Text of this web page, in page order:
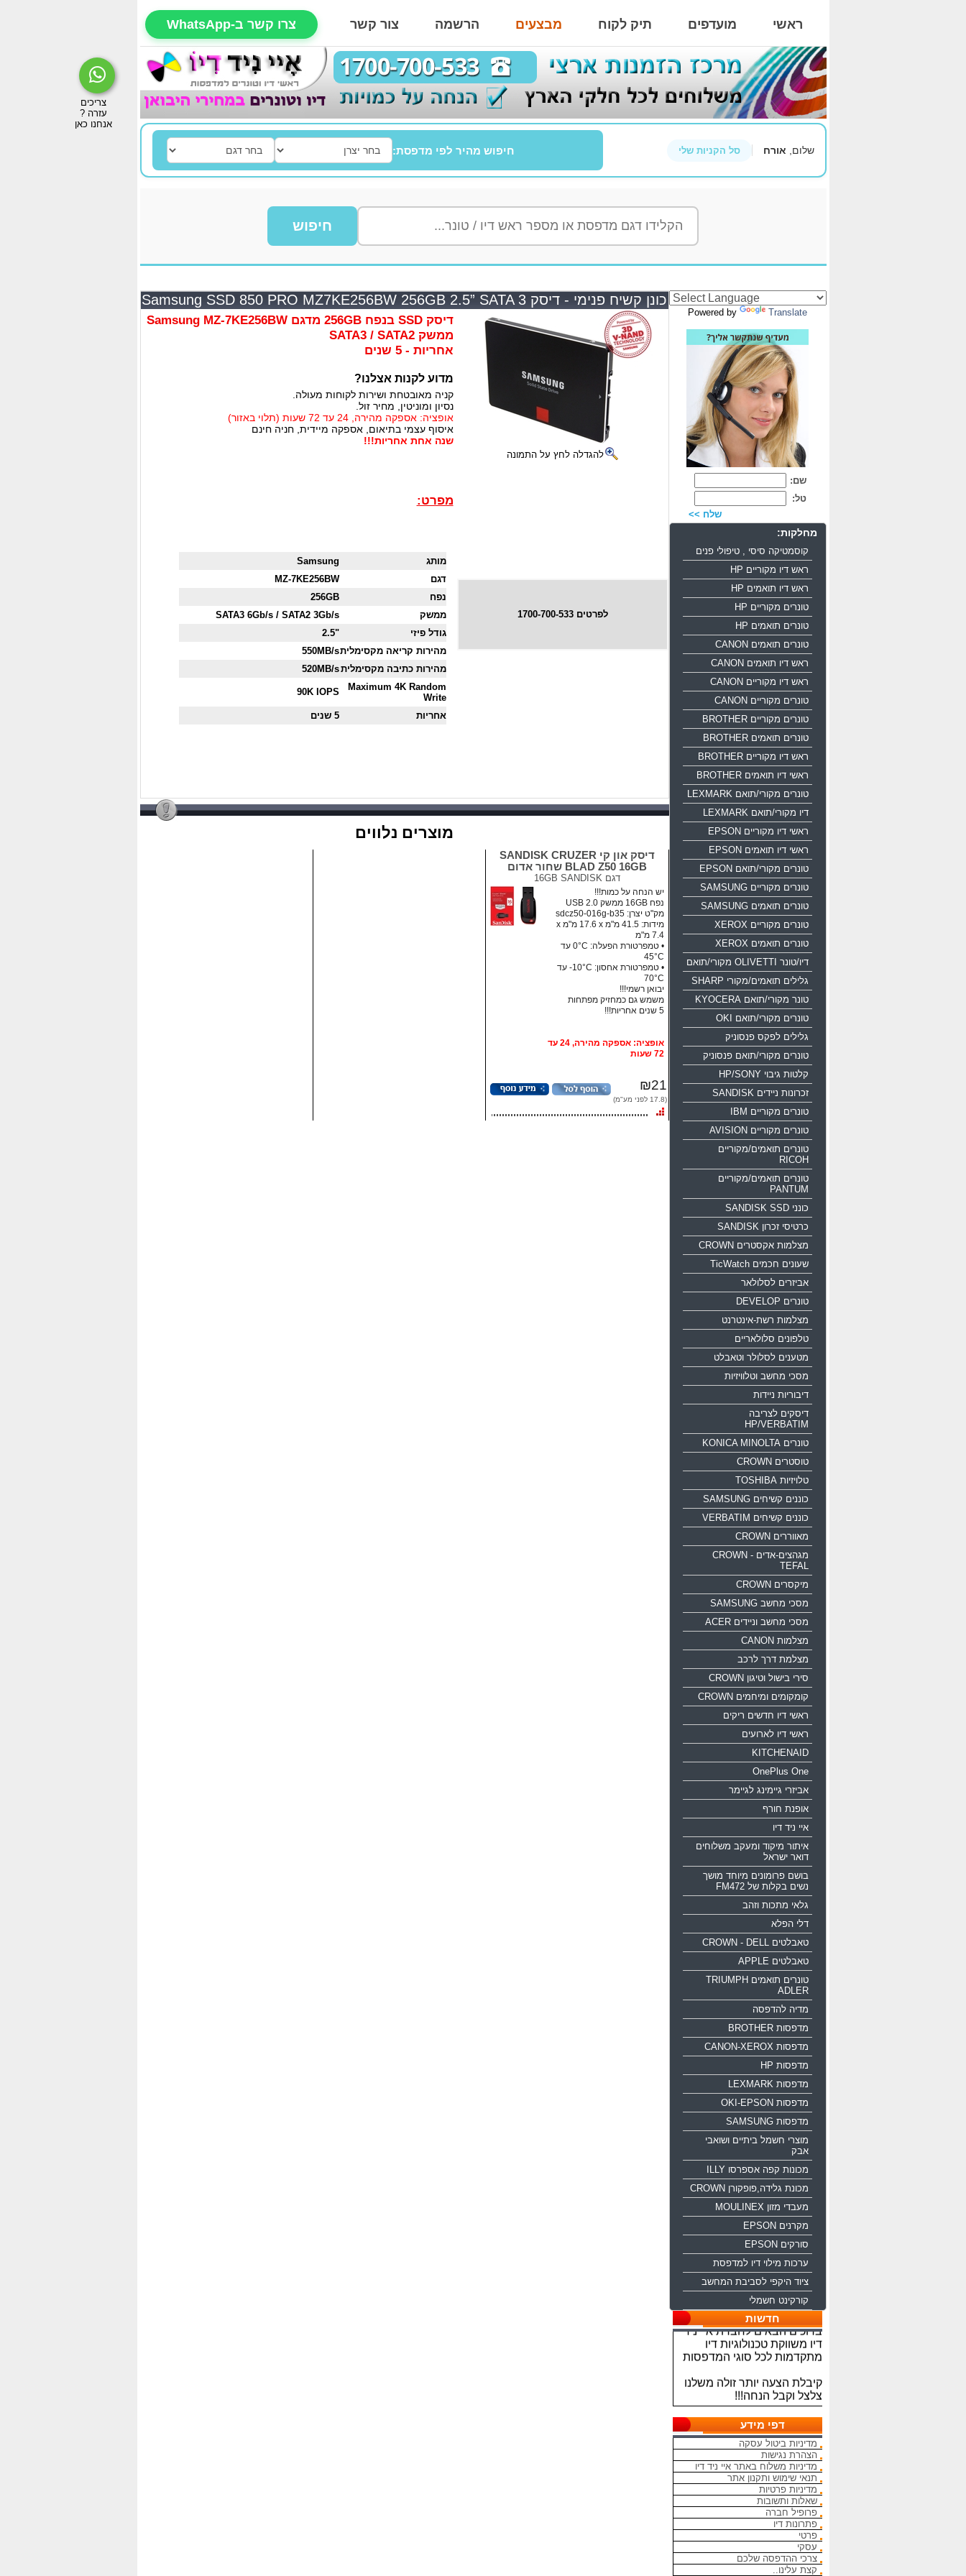
ראשי מועדפים תיק לקוח מבצעים הרשמה צור קשר צרו קשר ב-WhatsApp
שלום, אורח סל הקניות שלי חיפוש מהיר לפי מדפסת:
חיפוש
כונן קשיח פנימי - דיסק Samsung SSD 850 PRO MZ7KE256BW 256GB 2.5” SATA 3
להגדלה לחץ על התמונה
לפרטים 1700-700-533
דיסק SSD בנפח 256GB מדגם Samsung MZ-7KE256BW
ממשק SATA3 / SATA2
אחריות - 5 שנים
מדוע לקנות אצלנו?
קניה מאובטחת ושירות לקוחות מעולה.
נסיון ומוניטין, מחיר זול.
אופציה: אספקה מהירה, 24 עד 72 שעות (תלוי באזור)
איסוף עצמי בתיאום, אספקה מיידית, חניה חינם
שנה אחת אחריות!!!
מפרט:
מותג
Samsung
דגם
MZ-7KE256BW
נפח
256GB
ממשק
SATA3 6Gb/s / SATA2 3Gb/s
גודל פיזי
"2.5
מהירות קריאה מקסימלית550MB/s
מהירות כתיבה מקסימלית520MB/s
Maximum 4K Random
Write
90K IOPS
אחריות 5 שנים
מוצרים נלווים
דיסק און קי SANDISK CRUZER
BLAD Z50 16GB שחור אדום
דגם16GB SANDISK
יש הנחה על כמות!!!
נפח 16GB ממשק USB 2.0
מק"ט יצרן: sdcz50-016g-b35
מידות: ‏41.5 מ"מ x ‏17.6 מ"מ x
‏7.4 מ"מ
• טמפרטורת הפעלה: ‏0°C עד
45°C
• טמפרטורת אחסון:‏ 10°C- עד
70°C
יבואן רשמי!!!
משמש גם כמחזיק מפתחות
5 שנים אחריות!!!
אופציה: אספקה מהירה, 24 עד
72 שעות
₪21
(17.8 לפני מע"מ)
Powered by Translate
שם:
טל:
שלח >>
מחלקות:
קוסמטיקה סיסי , טיפולי פנים
ראש דיו מקוריים HP
ראש דיו תואמים HP
טונרים מקוריים HP
טונרים תואמים HP
טונרים תואמים CANON
ראש דיו תואמים CANON
ראש דיו מקוריים CANON
טונרים מקוריים CANON
טונרים מקוריים BROTHER
טונרים תואמים BROTHER
ראש דיו מקוריים BROTHER
ראשי דיו תואמים BROTHER
טונרים מקורי/תואם LEXMARK
דיו מקורי/תואם LEXMARK
ראשי דיו מקוריים EPSON
ראשי דיו תואמים EPSON
טונרים מקורי/תואם EPSON
טונרים מקוריים SAMSUNG
טונרים תואמים SAMSUNG
טונרים מקוריים XEROX
טונרים תואמים XEROX
דיו/טונר OLIVETTI מקורי/תואם
גלילים תואמים/מקורי SHARP
טונר מקורי/תואם KYOCERA
טונרים מקורי/תואם OKI
גלילים לפקס פנסוניק
טונרים מקורי/תואם פנסוניק
קלטות גיבוי HP/SONY
זכרונות ניידים SANDISK
טונרים מקוריים IBM
טונרים מקוריים AVISION
טונרים תואמים/מקוריים
RICOH
טונרים תואמים/מקוריים
PANTUM
כונני SANDISK SSD
כרטיסי זכרון SANDISK
מצלמות אקסטרים CROWN
שעונים חכמים TicWatch
אביזרים לסלולאר
טונרים DEVELOP
מצלמות רשת-אינטרנט
טלפונים סלולאריים
מטענים לסלולר וטאבלט
מסכי מחשב וטלוויזיות
דיבוריות ניידות
דיסקים לצריבה
HP/VERBATIM
טונרים KONICA MINOLTA
טוסטרים CROWN
טלויזיות TOSHIBA
כוננים קשיחים SAMSUNG
כוננים קשיחים VERBATIM
מאווררים CROWN
מגהצים-אדים CROWN -
TEFAL
מיקסרים CROWN
מסכי מחשב SAMSUNG
מסכי מחשב וניידים ACER
מצלמות CANON
מצלמת דרך לרכב
סירי בישול וטיגון CROWN
קומקומים ומיחמים CROWN
ראשי דיו חדשים ריקים
ראשי דיו לארועים
KITCHENAID
OnePlus One
אביזרי גיימינג לגיימר
אופנת חורף
איי ניד דיו
איתור מיקוד ומעקב משלוחים
דואר ישראל
בושם פרומונים מיוחד מושך
נשים בקלות של FM472
גלאי מתכות וזהב
דלי הפלא
טאבלטים CROWN - DELL
טאבלטים APPLE
טונרים תואמים TRIUMPH
ADLER
מדיה להדפסה
מדפסות BROTHER
מדפסות CANON-XEROX
מדפסות HP
מדפסות LEXMARK
מדפסות OKI-EPSON
מדפסות SAMSUNG
מוצרי חשמל ביתיים ושואבי
אבק
מכונות קפה אספרסו ILLY
מכונת גלידה,פופקורן CROWN
מעבדי מזון MOULINEX
מקרנים EPSON
סורקים EPSON
ערכות מילוי דיו למדפסת
ציוד היקפי לסביבת המחשב
קורקינט חשמלי
חדשות
ברוכים הבאים לחברת איי ניד
דיו משווקת טכנולוגיות דיו
מתקדמות לכל סוגי המדפסות
צלצל וקבל הנחה!!!
בארץ בראשי הדיו והטונרים
התואמים, יש אפשרות למשלוח
מהיום להיום
המחירים באתר אינם סופיים,יש
הנחה על קניה כמותית פרטים
במרכז ההזמנות
מאמינים אך ורק ביחס אישי
הוגן ובהקשבה
ללקוחות.בזכותכם הצלחתנו
דפי מידע
מדיניות ביטול עסקה
הצהרת נגישות
מדיניות משלוח באתר איי ניד דיו
תנאי שימוש ותקנון אתר
מדיניות פרטיות
שאלות ותשובות
פרופיל חברה
פתרונות דיו
פרטי
עסקי
צרכי ההדפסה שלכם
קצת עלינו..